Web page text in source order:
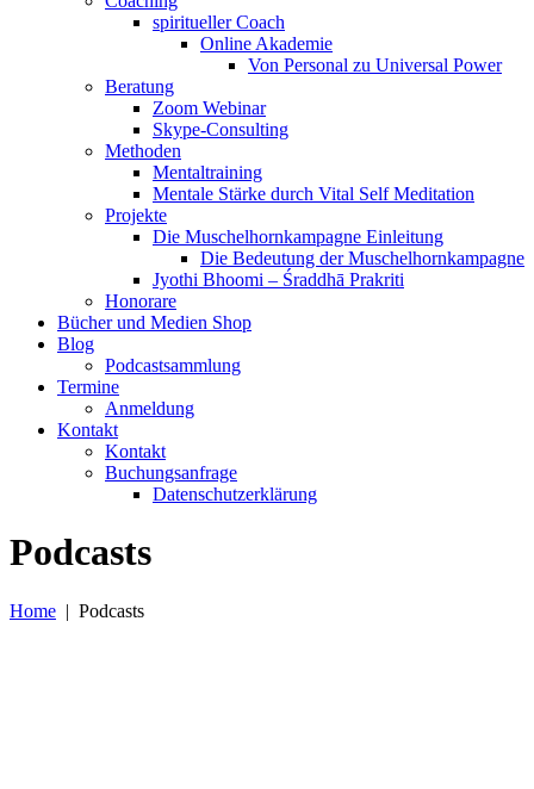
spiritueller Coach
Online Akademie
Von Personal zu Universal Power
Beratung
Zoom Webinar
Skype-Consulting
Methoden
Mentaltraining
Mentale Stärke durch Vital Self Meditation
Projekte
Die Muschelhornkampagne Einleitung
Die Bedeutung der Muschelhornkampagne
Jyothi Bhoomi – Śraddhā Prakriti
Honorare
Bücher und Medien Shop
Blog
Podcastsammlung
Termine
Anmeldung
Kontakt
Kontakt
Buchungsanfrage
Datenschutzerklärung
Podcasts
Home | Podcasts